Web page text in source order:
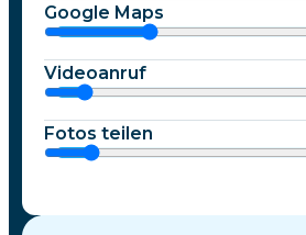
Google Maps
Videoanruf
Fotos teilen